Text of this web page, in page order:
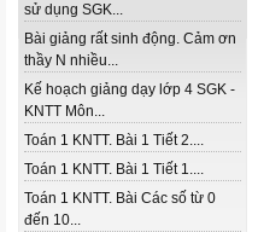
sử dụng SGK...
Bài giảng rất sinh động. Cảm ơn
thầy N nhiều...
Kế hoạch giảng dạy lớp 4 SGK -
KNTT Môn...
Toán 1 KNTT. Bài 1 Tiết 2....
Toán 1 KNTT. Bài 1 Tiết 1....
Toán 1 KNTT. Bài Các số từ 0
đến 10...